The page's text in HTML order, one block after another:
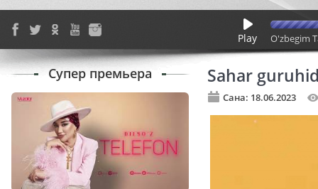
Play O'zbegim
Sahar
Сана: 18.06.2023
Супер премьера